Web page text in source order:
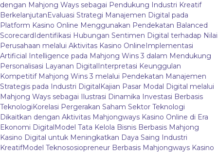
dengan Mahjong Ways sebagai Pendukung Industri Kreatif
BerkelanjutanEvaluasi Strategi Manajemen Digital pada
Platform Kasino Online Menggunakan Pendekatan Balanced
ScorecardIdentifikasi Hubungan Sentimen Digital terhadap Nilai
Perusahaan melalui Aktivitas Kasino OnlineImplementasi
Artificial Intelligence pada Mahjong Wins 3 dalam Mendukung
Personalisasi Layanan DigitalInterpretasi Keunggulan
Kompetitif Mahjong Wins 3 melalui Pendekatan Manajemen
Strategis pada Industri DigitalKajian Pasar Modal Digital melalui
Mahjong Ways sebagai Ilustrasi Dinamika Investasi Berbasis
TeknologiKorelasi Pergerakan Saham Sektor Teknologi
Dikaitkan dengan Aktivitas Mahjongways Kasino Online di Era
Ekonomi DigitalModel Tata Kelola Bisnis Berbasis Mahjong
Kasino Digital untuk Meningkatkan Daya Saing Industri
KreatifModel Teknososiopreneur Berbasis Mahjongways Kasino